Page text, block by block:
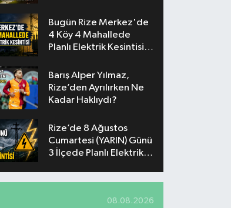
Bugün Rize Merkez'de
4 Köy 4 Mahallede
Planlı Elektrik Kesintisi
Barış Alper Yılmaz,
Rize’den Ayrılırken Ne
Kadar Haklıydı?
Rize’de 8 Ağustos
Cumartesi (YARIN) Günü
3 İlçede Planlı Elektrik
08.08.2026